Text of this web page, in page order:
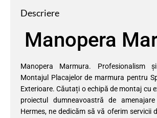
Descriere
Manopera
Manopera Marmura. Profesionalism
Montajul Placajelor de marmura pentru
Exterioare. Căutați o echipă de montaj cu
proiectul dumneavoastră de
Hermes, ne dedicăm să vă oferim servicii